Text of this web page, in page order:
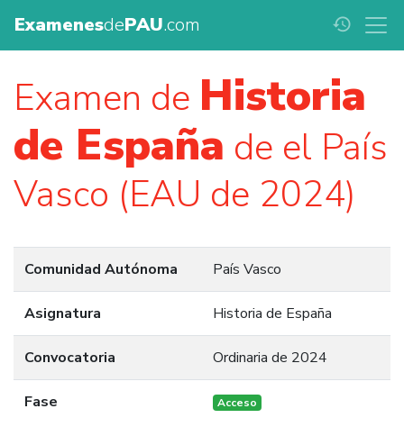
ExamenesdePAU.com history
Examen de Historia
de España de el País
Vasco (EAU de 2024)
Comunidad Autónoma País Vasco
Asignatura Historia de España
Convocatoria Ordinaria de 2024
Fase Acceso